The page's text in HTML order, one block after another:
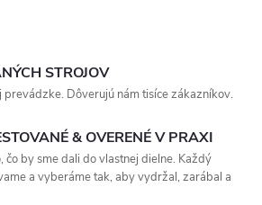
STROJOV
prevádzke. Dôverujú nám tisíce zákazníkov.
& OVERENÉ V PRAXI
čo by sme dali do vlastnej dielne. Každý
a vyberáme tak, aby vydržal, zarábal a